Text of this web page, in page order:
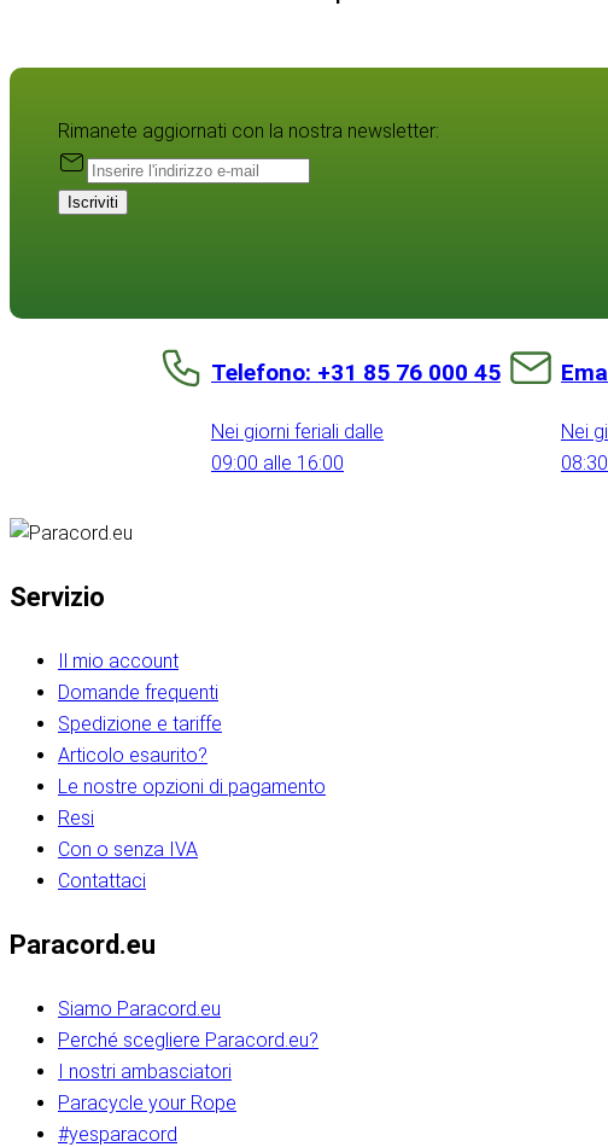
Rimanete aggiornati con la nostra newsletter:
Iscriviti
Telefono: +31 85 76 000 45
Nei giorni feriali dalle
09:00 alle 16:00
Nei
Servizio
Il mio account
Domande frequenti
Spedizione e tariffe
Articolo esaurito?
Le nostre opzioni di pagamento
Resi
Con o senza IVA
Contattaci
Paracord.eu
Siamo Paracord.eu
Perché scegliere Paracord.eu?
I nostri ambasciatori
Paracycle your Rope
#yesparacord